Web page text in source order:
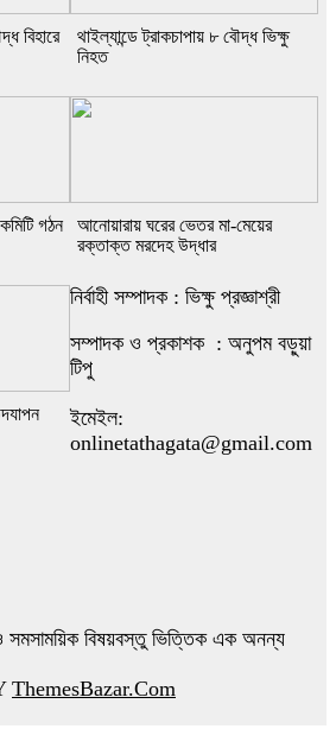
বিহারে
থাইল্যান্ডে ট্রাকচাপায় ৮ বৌদ্ধ ভিক্ষু
নিহত
গঠন
আনোয়ারায় ঘরের ভেতর মা-মেয়ের
রক্তাক্ত মরদেহ উদ্ধার
নির্বাহী সম্পাদক : ভিক্ষু প্রজ্ঞাশ্রী
সম্পাদক ও প্রকাশক : অনুপম বড়ুয়া
টিপু
ইমেইল:
onlinetathagata@gmail.com
ও সমসাময়িক বিষয়বস্তু ভিত্তিক এক অনন্য
ThemesBazar.Com